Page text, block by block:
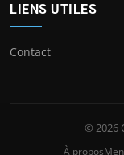
LIENS UTILES
Contact
© 2026
À propos